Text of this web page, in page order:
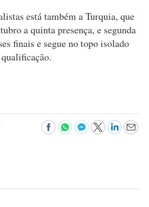
está também a Turquia, que
a quinta presença, e segunda
finais e segue no topo isolado